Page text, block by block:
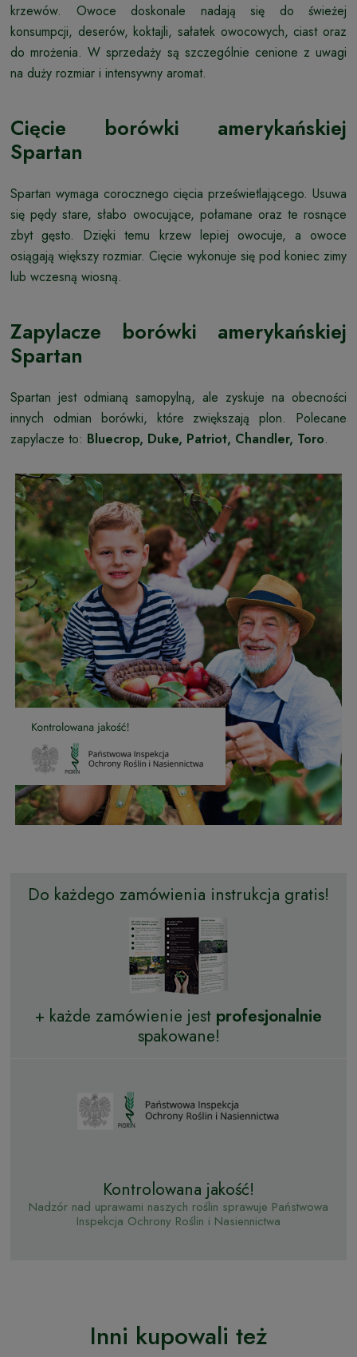
krzewów. Owoce doskonale nadają się do świeżej
konsumpcji, deserów, koktajli, sałatek owocowych, ciast oraz
do mrożenia. W sprzedaży są szczególnie cenione z uwagi
na duży rozmiar i intensywny aromat.
Cięcie borówki amerykańskiej
Spartan
Spartan wymaga corocznego cięcia prześwietlającego. Usuwa
się pędy stare, słabo owocujące, połamane oraz te rosnące
zbyt gęsto. Dzięki temu krzew lepiej owocuje, a owoce
osiągają większy rozmiar. Cięcie wykonuje się pod koniec zimy
lub wczesną wiosną.
Zapylacze borówki amerykańskiej
Spartan
Spartan jest odmianą samopylną, ale zyskuje na obecności
innych odmian borówki, które zwiększają plon. Polecane
zapylacze to: Bluecrop, Duke, Patriot, Chandler, Toro.
Do każdego zamówienia instrukcja gratis!
+ każde zamówienie jest profesjonalnie
spakowane!
Kontrolowana jakość!
Nadzór nad uprawami naszych roślin sprawuje Państwowa
Inspekcja Ochrony Roślin i Nasiennictwa
Inni kupowali też